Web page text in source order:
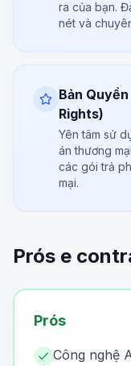
ra của bạn.
nét và
Bản
Rights)
Yên tâm sử
án thương
các gói trả
mại.
Prós e
Prós
Công nghệ